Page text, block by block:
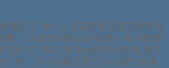
着急了,为什么没有提到百度空间等博
歉了,百度空间和qq空间等一系列的博
自定义广告的,但是qq的空间好像,现在
广告. 这可能是百度空间以后的发展